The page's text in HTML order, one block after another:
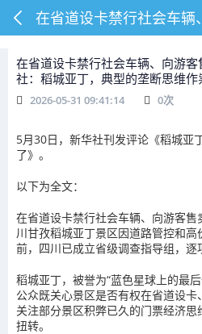
在省道设卡禁行社会车辆、向游
社：稻城亚丁，典型的垄断思维作
2026-05-31 09:41:14 0次
5月30日，新华社刊发评论《稻城亚
了》。
以下为全文：
在省道设卡禁行社会车辆、向游客
川甘孜稻城亚丁景区因道路管控和
前，四川已成立省级调查指导组，逐
稻城亚丁，被誉为“蓝色星球上的最
公众既关心景区是否有权在省道设
关注部分景区积弊已久的门票经济
扭转。